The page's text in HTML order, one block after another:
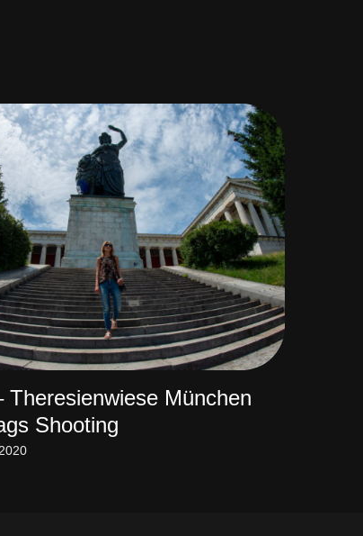
Theresienwiese München
Shooting